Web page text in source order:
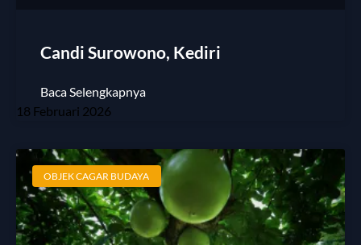
Candi Surowono, Kediri
Baca Selengkapnya
18 Februari 2026
OBJEK CAGAR BUDAYA